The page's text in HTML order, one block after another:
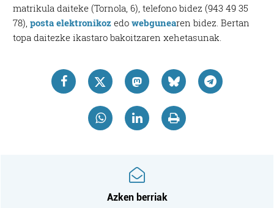
matrikula daiteke (Tornola, 6), telefono bidez (943 49 35
78),posta elektronikoz edowebgunearen bidez. Bertan
topa daitezke ikastaro bakoitzaren xehetasunak.
Azken berriak